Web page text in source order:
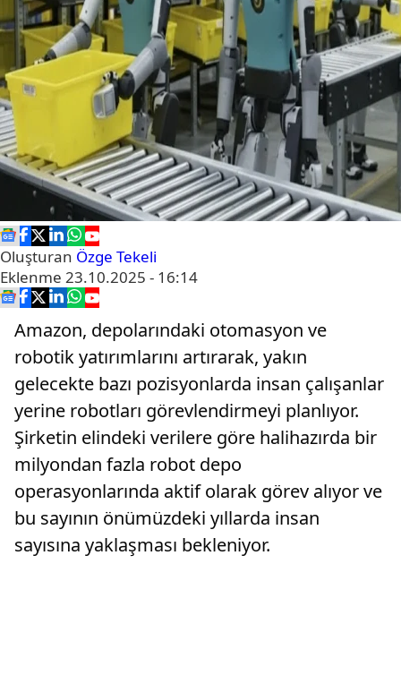
Oluşturan Özge Tekeli
Eklenme 23.10.2025 - 16:14
Amazon, depolarındaki otomasyon ve
robotik yatırımlarını artırarak, yakın
gelecekte bazı pozisyonlarda insan çalışanlar
yerine robotları görevlendirmeyi planlıyor.
Şirketin elindeki verilere göre halihazırda bir
milyondan fazla robot depo
operasyonlarında aktif olarak görev alıyor ve
bu sayının önümüzdeki yıllarda insan
sayısına yaklaşması bekleniyor.